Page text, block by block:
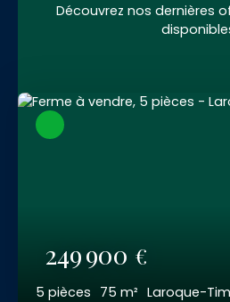
Découvrez nos dernières
249 900 €
5 pièces 75 m² Laroque-